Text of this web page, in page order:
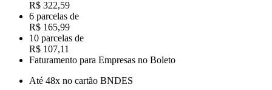
R$ 322,59
6 parcelas de
R$ 165,99
10 parcelas de
R$ 107,11
Faturamento para Empresas no Boleto
Até 48x no cartão BNDES